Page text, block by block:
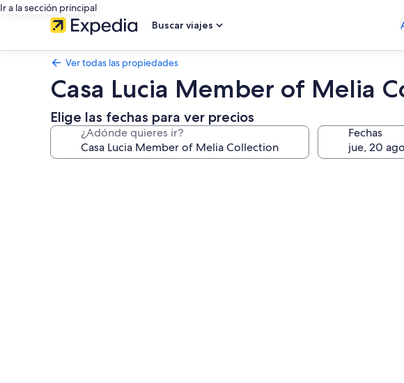
Ir a la sección principal
Buscar viajes
Ver todas las propiedades
Casa Lucia Member of Melia
Elige las fechas para ver precios
¿Adónde quieres ir? Fechas